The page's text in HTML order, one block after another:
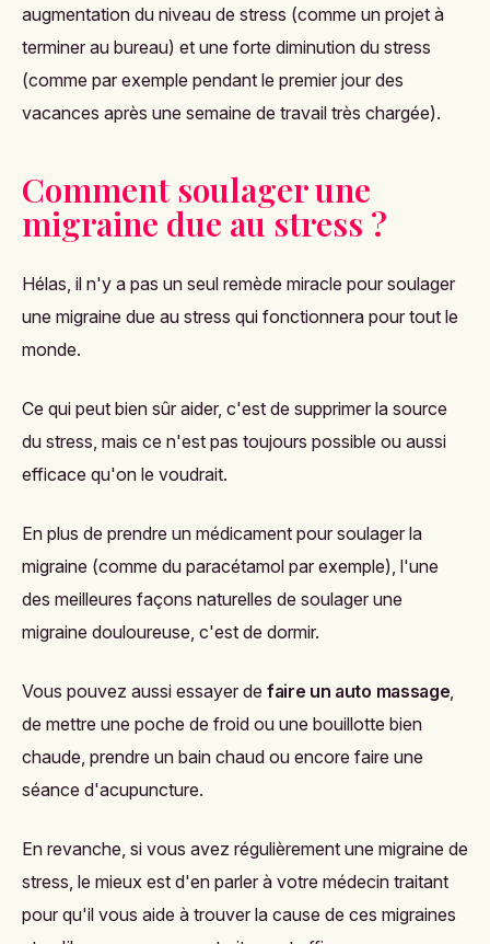
augmentation du niveau de stress (comme un projet à
terminer au bureau) et une forte diminution du stress
(comme par exemple pendant le premier jour des
vacances après une semaine de travail très chargée).
Comment soulager une
migraine due au stress ?
Hélas, il n'y a pas un seul remède miracle pour soulager
une migraine due au stress qui fonctionnera pour tout le
monde.
Ce qui peut bien sûr aider, c'est de supprimer la source
du stress, mais ce n'est pas toujours possible ou aussi
efficace qu'on le voudrait.
En plus de prendre un médicament pour soulager la
migraine (comme du paracétamol par exemple), l'une
des meilleures façons naturelles de soulager une
migraine douloureuse, c'est de dormir.
Vous pouvez aussi essayer de faire un auto massage,
de mettre une poche de froid ou une bouillotte bien
chaude, prendre un bain chaud ou encore faire une
séance d'acupuncture.
En revanche, si vous avez régulièrement une migraine de
stress, le mieux est d'en parler à votre médecin traitant
pour qu'il vous aide à trouver la cause de ces migraines